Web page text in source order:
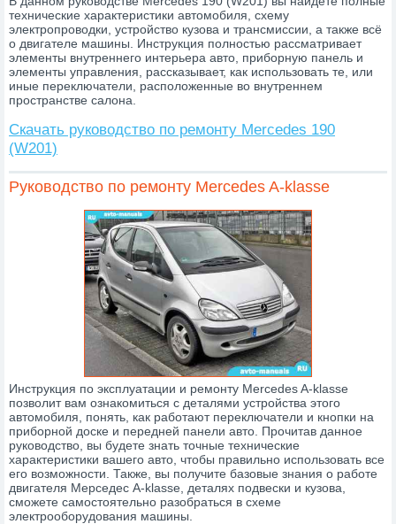
технические характеристики автомобиля, схему
электропроводки, устройство кузова и трансмиссии, а также всё
о двигателе машины. Инструкция полностью рассматривает
элементы внутреннего интерьера авто, приборную панель и
элементы управления, рассказывает, как использовать те, или
иные переключатели, расположенные во внутреннем
пространстве салона.
Скачать руководство по ремонту Mercedes 190
(W201)
Руководство по ремонту Mercedes A-klasse
Инструкция по эксплуатации и ремонту Mercedes A-klasse
позволит вам ознакомиться с деталями устройства этого
автомобиля, понять, как работают переключатели и кнопки на
приборной доске и передней панели авто. Прочитав данное
руководство, вы будете знать точные технические
характеристики вашего авто, чтобы правильно использовать все
его возможности. Также, вы получите базовые знания о работе
двигателя Мерседес A-klasse, деталях подвески и кузова,
сможете самостоятельно разобраться в схеме
электрооборудования машины.